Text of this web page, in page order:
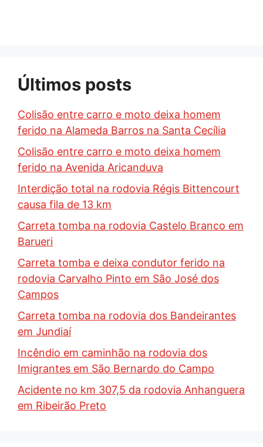
Últimos posts
Colisão entre carro e moto deixa homem
ferido na Alameda Barros na Santa Cecília
Colisão entre carro e moto deixa homem
ferido na Avenida Aricanduva
Interdição total na rodovia Régis Bittencourt
causa fila de 13 km
Carreta tomba na rodovia Castelo Branco em
Barueri
Carreta tomba e deixa condutor ferido na
rodovia Carvalho Pinto em São José dos
Campos
Carreta tomba na rodovia dos Bandeirantes
em Jundiaí
Incêndio em caminhão na rodovia dos
Imigrantes em São Bernardo do Campo
Acidente no km 307,5 da rodovia Anhanguera
em Ribeirão Preto